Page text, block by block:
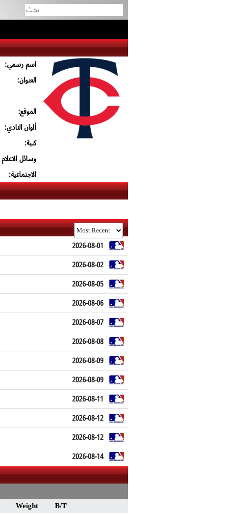
اسم رسمي:
العنوان:
الموقع:
ألوان النادي:
كنية:
وسائل الاعلام
الاجتماعية:
2026-08-01
2026-08-02
2026-08-05
2026-08-06
2026-08-07
2026-08-08
2026-08-09
2026-08-09
2026-08-11
2026-08-12
2026-08-12
2026-08-14
Weight B/T